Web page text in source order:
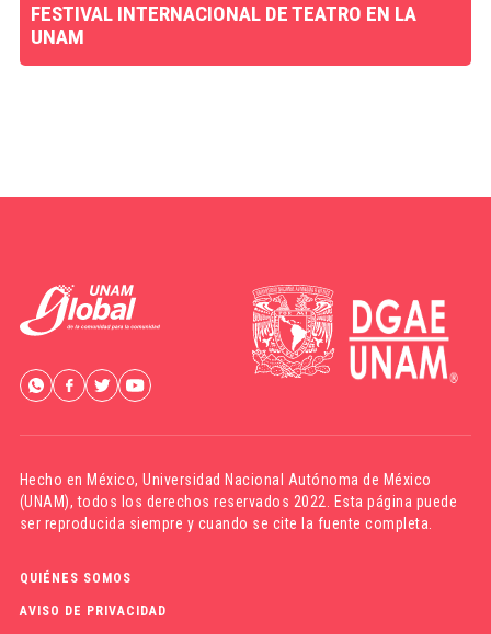
FESTIVAL INTERNACIONAL DE TEATRO EN LA
UNAM
Hecho en México,Universidad Nacional Autónoma de México
(UNAM), todos los derechos reservados 2022. Esta página puede
ser reproducida siempre y cuando se cite la fuente completa.
QUIÉNES SOMOS
AVISO DE PRIVACIDAD